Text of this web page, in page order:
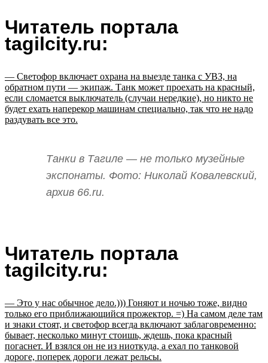
Читатель портала
tagilcity.ru:
— Светофор включает охрана на выезде танка с УВЗ, на
обратном пути — экипаж. Танк может проехать на красный,
если сломается выключатель (случаи нередкие), но никто не
будет ехать наперекор машинам специально, так что не надо
раздувать все это.
Танки в Тагиле — не только музейные
экспонаты. Фото: Николай Ковалевский,
архив 66.ru.
Читатель портала
tagilcity.ru:
— Это у нас обычное дело.))) Гоняют и ночью тоже, видно
только его приближающийся прожектор. =) На самом деле там
и знаки стоят, и светофор всегда включают заблаговременно:
бывает, несколько минут стоишь, ждешь, пока красный
погаснет. И взялся он не из ниоткуда, а ехал по танковой
дороге, поперек дороги лежат рельсы.